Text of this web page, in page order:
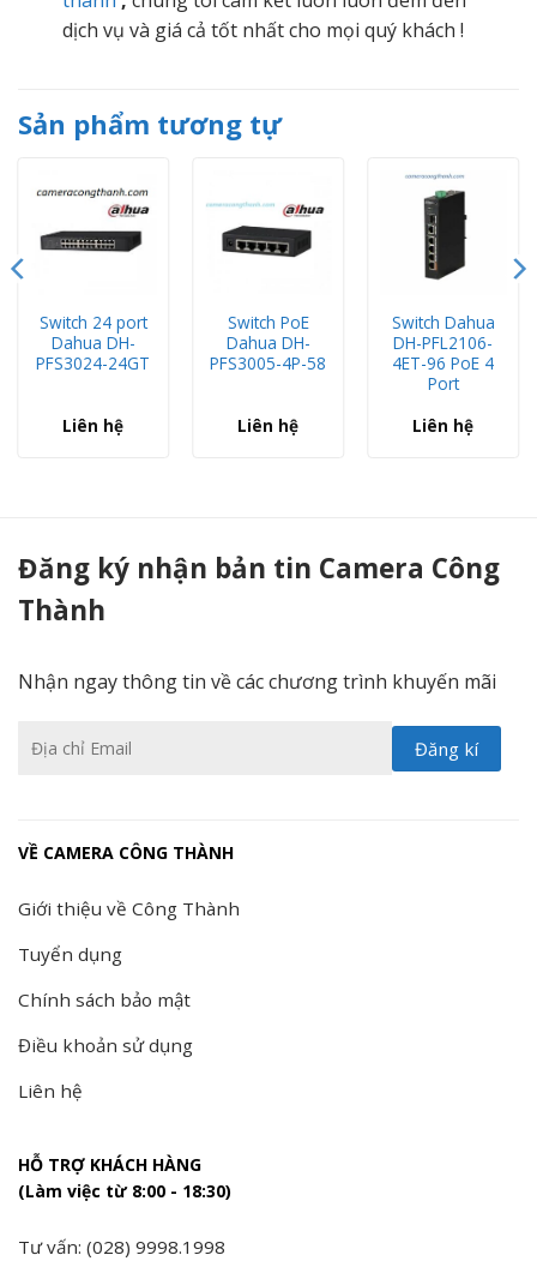
dịch vụ và giá cả tốt nhất cho mọi quý khách !
Sản phẩm tương tự
Switch 24 port
Dahua DH-
PFS3024-24GT
Liên hệ
Switch PoE
Dahua DH-
PFS3005-4P-58
Liên hệ
Switch Dahua
DH-PFL2106-
4ET-96 PoE 4
Port
Liên hệ
Đăng ký nhận bản tin Camera Công
Thành
Nhận ngay thông tin về các chương trình khuyến mãi
VỀ CAMERA CÔNG THÀNH
Giới thiệu về Công Thành
Tuyển dụng
Chính sách bảo mật
Điều khoản sử dụng
Liên hệ
HỖ TRỢ KHÁCH HÀNG
(Làm việc từ 8:00 - 18:30)
Tư vấn: (028) 9998.1998